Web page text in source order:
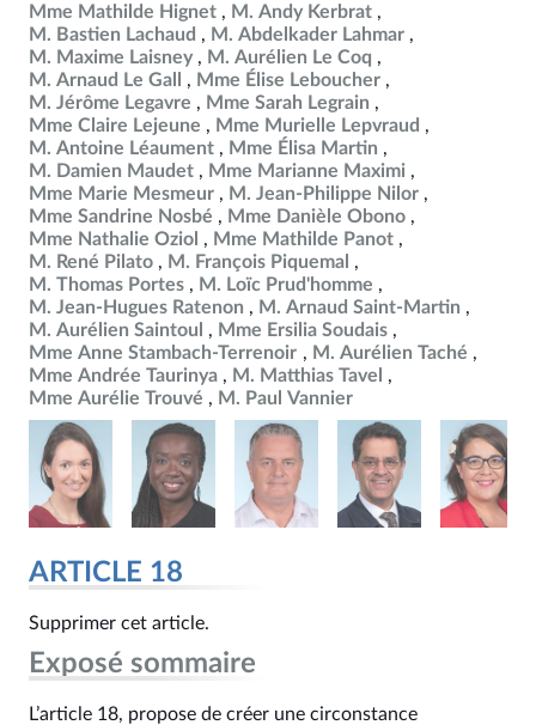
Mme Mathilde Hignet
M. Andy Kerbrat
M. Bastien Lachaud
M. Abdelkader Lahmar
M. Maxime Laisney
M. Aurélien Le Coq
M. Arnaud Le Gall
Mme Élise Leboucher
M. Jérôme Legavre
Mme Sarah Legrain
Mme Claire Lejeune
Mme Murielle Lepvraud
M. Antoine Léaument
Mme Élisa Martin
M. Damien Maudet
Mme Marianne Maximi
Mme Marie Mesmeur
M. Jean-Philippe Nilor
Mme Sandrine Nosbé
Mme Danièle Obono
Mme Nathalie Oziol
Mme Mathilde Panot
M. René Pilato
M. François Piquemal
M. Thomas Portes
M. Loïc Prud'homme
M. Jean-Hugues Ratenon
M. Arnaud Saint-Martin
M. Aurélien Saintoul
Mme Ersilia Soudais
Mme Anne Stambach-Terrenoir
M. Aurélien Taché
Mme Andrée Taurinya
M. Matthias Tavel
Mme Aurélie Trouvé
M. Paul Vannier
ARTICLE 18
Supprimer cet article.
Exposé sommaire
L’article 18, propose de créer une circonstance